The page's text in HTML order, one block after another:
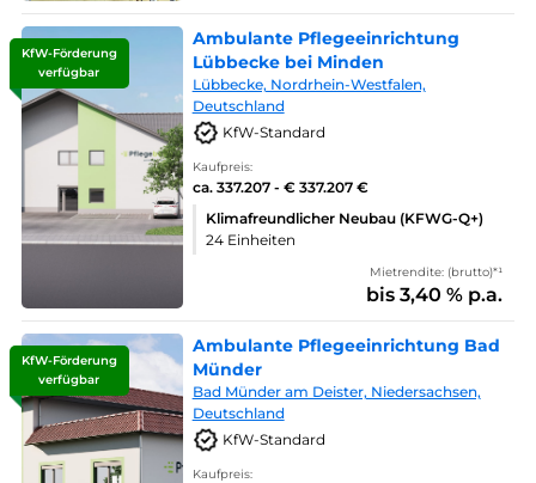
KfW-Förderung
verfügbar
Ambulante Pflegeeinrichtung
Lübbecke bei Minden
Lübbecke, Nordrhein-Westfalen,
Deutschland
KfW-Standard
Kaufpreis:
ca. 337.207 - € 337.207 €
Klimafreundlicher Neubau (KFWG-Q+)
24 Einheiten
Mietrendite: (brutto)*¹
bis 3,40 % p.a.
KfW-Förderung
verfügbar
Ambulante Pflegeeinrichtung Bad
Münder
Bad Münder am Deister, Niedersachsen,
Deutschland
KfW-Standard
Kaufpreis: